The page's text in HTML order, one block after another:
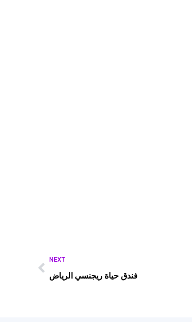
NEXT
فندق حياة ريجنسي الرياض